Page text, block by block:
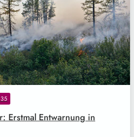
Erstmal Entwarnung in